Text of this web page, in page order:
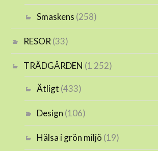
Smaskens (258)
RESOR(33)
TRÄDGÅRDEN (1 252)
Ätligt (433)
Design (106)
Hälsa i grön miljö (19)